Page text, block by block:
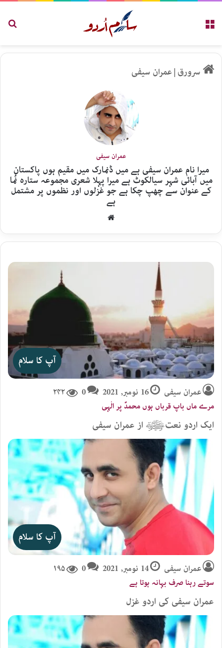
سرورق|عمران سیفی
عمران سیفی
میرا نام عمران سیفی ہے میں ڈنمارک میں مقیم ہوں پاکستان
میں آبائی شہر سیالکوٹ ہے میرا پہلا شعری مجموعہ ستارہ نُما
کے عنوان سے چھپ چکا ہے جو غزلوں اور نظموں پر مشتمل
ہے
آپ کا سلام
عمران سیفی 16 نومبر, 2021 0 ۲۴۲
مرے ماں باپ قرباں ہوں محمدؐ پر الٰہی
ایک اردو نعتﷺ از عمران سیفی
آپ کا سلام
عمران سیفی 14 نومبر, 2021 0 ۱۹۵
سوتے رہنا صرف بہانہ ہوتا ہے
عمران سیفی کی اردو غزل